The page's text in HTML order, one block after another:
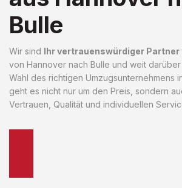
Bulle
Wir sind Ihr vertrauenswürdiger Partner
von Hannover nach Bulle und weit
Wahl des richtigen Umzugsunternehmens
geht es nicht nur um den Preis, sondern
Vertrauen, Qualität und individuellen